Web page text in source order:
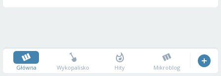
Główna Wykopalisko Hity Mikroblog